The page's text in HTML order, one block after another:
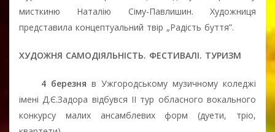
мисткиню Наталію Сіму-Павлишин. Художниця
представила концептуальний твір „Радість буття”.
ХУДОЖНЯ САМОДІЯЛЬНІСТЬ. ФЕСТИВАЛІ. ТУРИЗМ
4 березня в Ужгородському музичному коледжі
імені Д.Є.Задора відбувся ІІ тур обласного вокального
конкурсу малих ансамблевих форм (дуети, тріо,